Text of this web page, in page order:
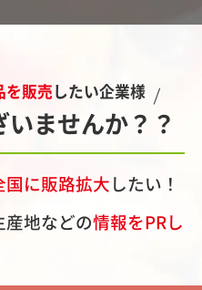
を販売したい企業様
いませんか？？
国に販路拡大したい！
産地などの情報をPRし